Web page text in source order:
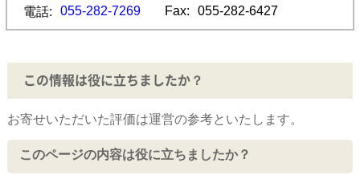
電話: 055-282-7269 Fax: 055-282-6427
この情報は役に立ちましたか？
お寄せいただいた評価は運営の参考といたします。
このページの内容は役に立ちましたか？